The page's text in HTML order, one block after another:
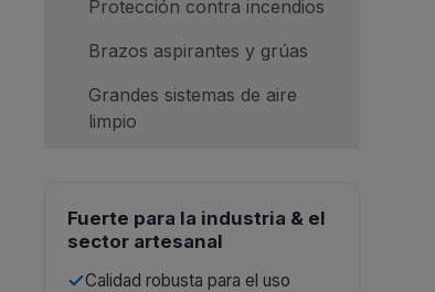
Protección contra incendios
Brazos aspirantes y grúas
Grandes sistemas de aire
limpio
Fuerte para la industria & el
sector artesanal
Calidad robusta para el uso